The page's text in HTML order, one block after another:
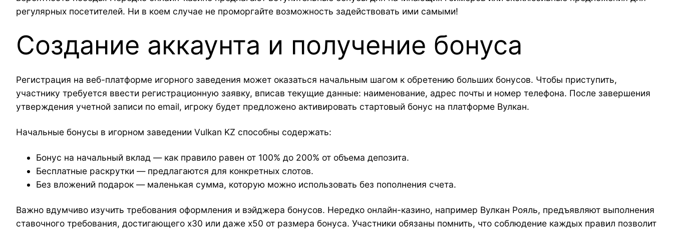
регулярных посетителей. Ни в коем случае не проморгайте возможность задействовать ими самыми!
Создание аккаунта и получение бонуса
Регистрация на веб-платформе игорного заведения может оказаться начальным шагом к обретению больших бонусов. Чтобы приступить,
участнику требуется ввести регистрационную заявку, вписав текущие данные: наименование, адрес почты и номер телефона. После завершения
утверждения учетной записи по email, игроку будет предложено активировать стартовый бонус на платформе Вулкан.
Начальные бонусы в игорном заведении Vulkan KZ способны содержать:
Бонус на начальный вклад — как правило равен от 100% до 200% от объема депозита.
Бесплатные раскрутки — предлагаются для конкретных слотов.
Без вложений подарок — маленькая сумма, которую можно использовать без пополнения счета.
Важно вдумчиво изучить требования оформления и вэйджера бонусов. Нередко онлайн-казино, например Вулкан Рояль, предъявляют выполнения
ставочного требования, достигающего x30 или даже x50 от размера бонуса. Участники обязаны помнить, что соблюдение каждых правил позволит